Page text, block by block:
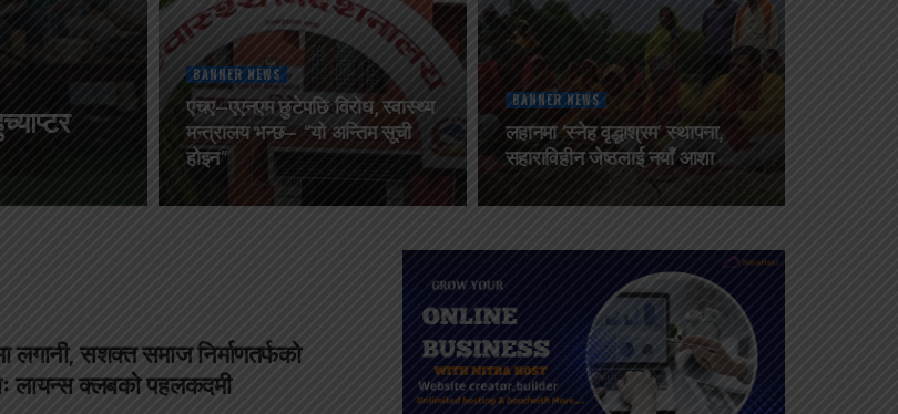
BANNER NEWS
एचए–एएनएम छुटेपछि विरोध, स्वास्थ्य
मन्त्रालय भन्छ– “यो अन्तिम सूची
होइन”
BANNER NEWS
लहानमा ‘स्नेह वृद्धाश्रम’ स्थापना,
सहाराविहीन जेष्ठलाई नयाँ आशा
लगानी, सशक्त समाज निर्माणतर्फको
लायन्स क्लबको पहलकदमी